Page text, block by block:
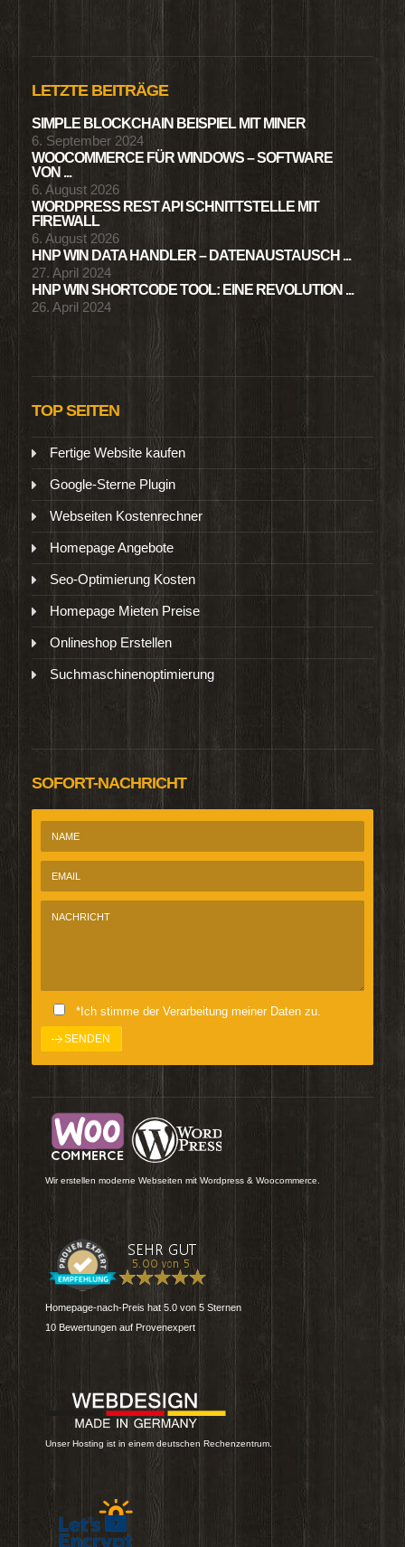
LETZTE BEITRÄGE
SIMPLE BLOCKCHAIN BEISPIEL MIT MINER
6. September 2024
WOOCOMMERCE FÜR WINDOWS – SOFTWARE
VON ...
6. August 2026
WORDPRESS REST API SCHNITTSTELLE MIT
FIREWALL
6. August 2026
HNP WIN DATA HANDLER – DATENAUSTAUSCH ...
27. April 2024
HNP WIN SHORTCODE TOOL: EINE REVOLUTION ...
26. April 2024
TOP SEITEN
Fertige Website kaufen
Google-Sterne Plugin
Webseiten Kostenrechner
Homepage Angebote
Seo-Optimierung Kosten
Homepage Mieten Preise
Onlineshop Erstellen
Suchmaschinenoptimierung
SOFORT-NACHRICHT
*Ich stimme der Verarbeitung meiner Daten zu.
Wir erstellen moderne Webseiten mit Wordpress & Woocommerce.
Homepage-nach-Preis hat 5.0 von 5 Sternen
10 Bewertungen auf Provenexpert
Unser Hosting ist in einem deutschen Rechenzentrum.